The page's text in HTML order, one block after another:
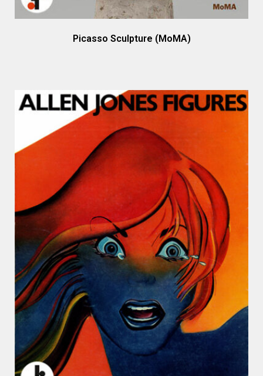
Picasso Sculpture (MoMA)